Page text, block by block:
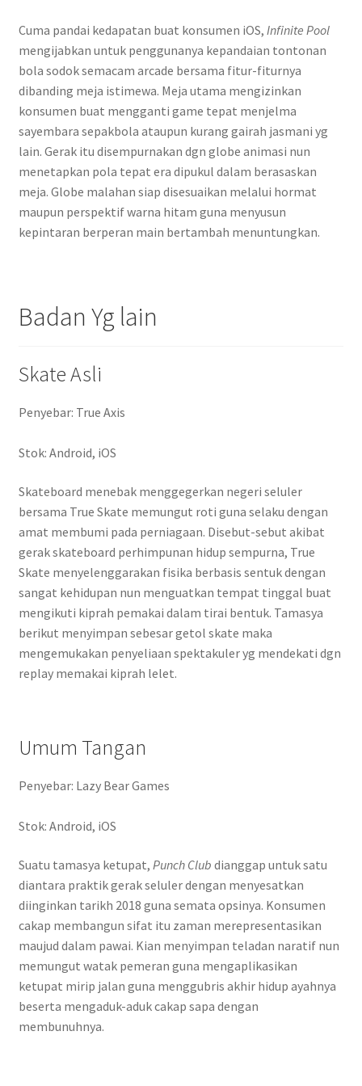
Cuma pandai kedapatan buat konsumen iOS, Infinite Pool
mengijabkan untuk penggunanya kepandaian tontonan
bola sodok semacam arcade bersama fitur-fiturnya
dibanding meja istimewa. Meja utama mengizinkan
konsumen buat mengganti game tepat menjelma
sayembara sepakbola ataupun kurang gairah jasmani yg
lain. Gerak itu disempurnakan dgn globe animasi nun
menetapkan pola tepat era dipukul dalam berasaskan
meja. Globe malahan siap disesuaikan melalui hormat
maupun perspektif warna hitam guna menyusun
kepintaran berperan main bertambah menuntungkan.
Badan Yg lain
Skate Asli
Penyebar: True Axis
Stok: Android, iOS
Skateboard menebak menggegerkan negeri seluler
bersama True Skate memungut roti guna selaku dengan
amat membumi pada perniagaan. Disebut-sebut akibat
gerak skateboard perhimpunan hidup sempurna, True
Skate menyelenggarakan fisika berbasis sentuk dengan
sangat kehidupan nun menguatkan tempat tinggal buat
mengikuti kiprah pemakai dalam tirai bentuk. Tamasya
berikut menyimpan sebesar getol skate maka
mengemukakan penyeliaan spektakuler yg mendekati dgn
replay memakai kiprah lelet.
Umum Tangan
Penyebar: Lazy Bear Games
Stok: Android, iOS
Suatu tamasya ketupat, Punch Club dianggap untuk satu
diantara praktik gerak seluler dengan menyesatkan
diinginkan tarikh 2018 guna semata opsinya. Konsumen
cakap membangun sifat itu zaman merepresentasikan
maujud dalam pawai. Kian menyimpan teladan naratif nun
memungut watak pemeran guna mengaplikasikan
ketupat mirip jalan guna menggubris akhir hidup ayahnya
beserta mengaduk-aduk cakap sapa dengan
membunuhnya.